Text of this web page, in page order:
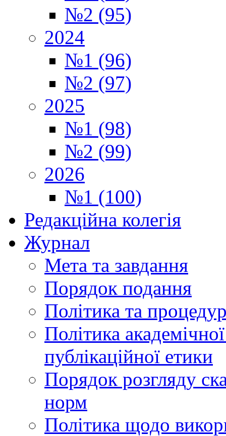
№2 (95)
2024
№1 (96)
№2 (97)
2025
№1 (98)
№2 (99)
2026
№1 (100)
Редакційна колегія
Журнал
Мета та завдання
Порядок подання
Політика та
Політика
публікаційної етики
Порядок розгляду
норм
Політика щодо